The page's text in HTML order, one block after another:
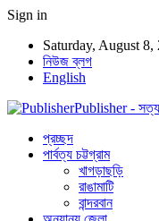
Sign in
Saturday, August 8,
নিউজ ব্লগ
English
Publisher - সত্য ও
প্রচ্ছদ
পার্বত্য চট্টগ্রাম
খাগড়াছড়ি
রাঙামাটি
বান্দরবান